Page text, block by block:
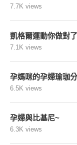
7.7K views
凱格爾運動你做對
7.1K views
孕媽咪的孕婦瑜珈
6.5K views
孕婦與比基尼~
6.3K views